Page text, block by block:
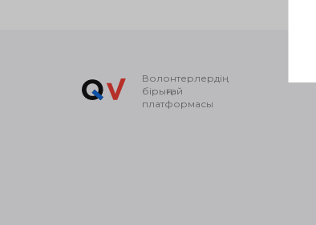
Волонтерлердің
бірыңғай
платформасы